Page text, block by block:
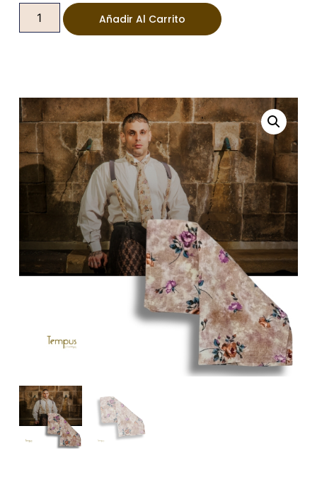
Añadir Al Carrito